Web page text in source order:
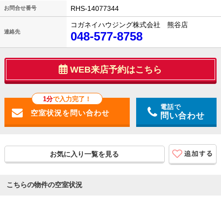
お問合せ番号 RHS-14077344
連絡先
コガネイハウジング株式会社 熊谷店
048-577-8758
WEB来店予約はこちら
1分で入力完了！
電話で
問い合わせ
お気に入り一覧を見る
こちらの物件の空室状況